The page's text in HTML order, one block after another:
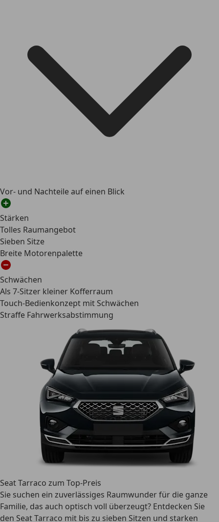
Vor- und Nachteile auf einen Blick
Stärken
Tolles Raumangebot
Sieben Sitze
Breite Motorenpalette
Schwächen
Als 7-Sitzer kleiner Kofferraum
Touch-Bedienkonzept mit Schwächen
Straffe Fahrwerksabstimmung
Seat Tarraco zum Top-Preis
Sie suchen ein zuverlässiges Raumwunder für die ganze
Familie, das auch optisch voll überzeugt? Entdecken Sie
den Seat Tarraco mit bis zu sieben Sitzen und starken